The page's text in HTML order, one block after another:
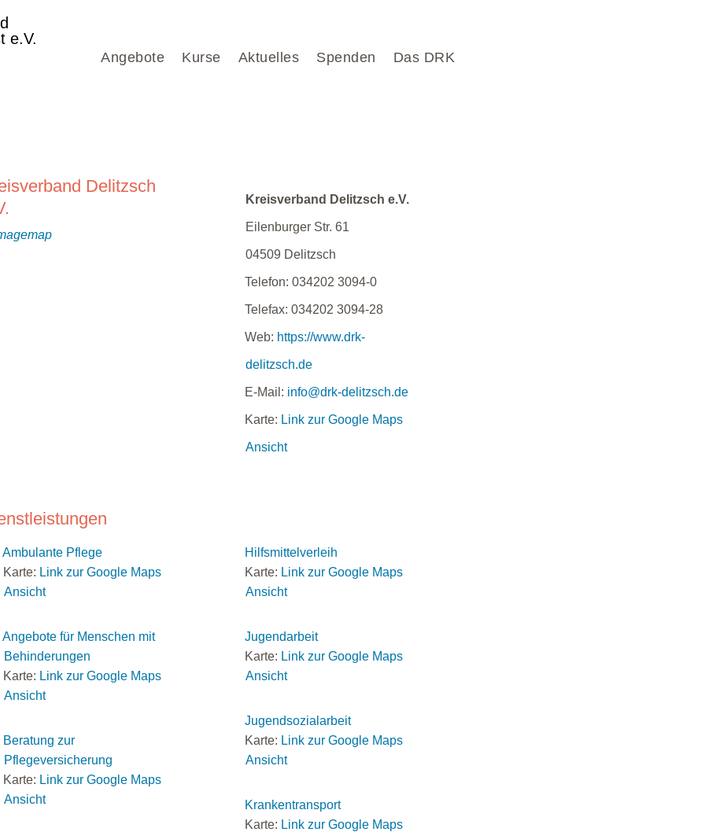
Angebote Kurse Aktuelles Spenden Das DRK
e.V.
Delitzsch
Kreisverband Delitzsch e.V.
Eilenburger Str. 61
04509 Delitzsch
Telefon: 034202 3094-0
Telefax: 034202 3094-28
Web: https://www.drk-
delitzsch.de
E-Mail: info@drk-delitzsch.de
Karte: Link zur Google Maps
Ansicht
Ambulante Pflege
Karte: Link zur Google Maps
Ansicht
Angebote für Menschen mit
Behinderungen
Karte: Link zur Google Maps
Ansicht
Beratung zur
Pflegeversicherung
Karte: Link zur Google Maps
Ansicht
Hilfsmittelverleih
Karte: Link zur Google Maps
Ansicht
Jugendarbeit
Karte: Link zur Google Maps
Ansicht
Jugendsozialarbeit
Karte: Link zur Google Maps
Ansicht
Krankentransport
Karte: Link zur Google Maps